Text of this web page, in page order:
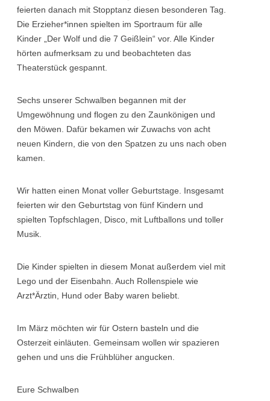
feierten danach mit Stopptanz diesen besonderen Tag.
Die Erzieher*innen spielten im Sportraum für alle
Kinder „Der Wolf und die 7 Geißlein“ vor. Alle Kinder
hörten aufmerksam zu und beobachteten das
Theaterstück gespannt.
Sechs unserer Schwalben begannen mit der
Umgewöhnung und flogen zu den Zaunkönigen und
den Möwen. Dafür bekamen wir Zuwachs von acht
neuen Kindern, die von den Spatzen zu uns nach oben
kamen.
Wir hatten einen Monat voller Geburtstage. Insgesamt
feierten wir den Geburtstag von fünf Kindern und
spielten Topfschlagen, Disco, mit Luftballons und toller
Musik.
Die Kinder spielten in diesem Monat außerdem viel mit
Lego und der Eisenbahn. Auch Rollenspiele wie
Arzt*Ärztin, Hund oder Baby waren beliebt.
Im März möchten wir für Ostern basteln und die
Osterzeit einläuten. Gemeinsam wollen wir spazieren
gehen und uns die Frühblüher angucken.
Eure Schwalben